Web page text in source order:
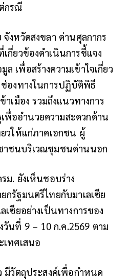
กรณี
งหวัดสงขลา ด่านศุลกากร
กี่ยวข้องดำเนินการชี้แจง
เพื่อสร้างความเข้าใจเกี่ยว
ช่องทางในการปฏิบัติพิธี
าเมืองรวมถึงแนวทางการ
พื่ออำนวยความสะดวกด้าน
วให้แก่ภาคเอกชน ผู้
าชนบริเวณชุมชนด่านนอก
. ยังเห็นชอบร่าง
กรัฐมนตรีไทยกับมาเลเซีย
เซียอย่างเป็นทางการของ
วันที่ 9 – 10 ก.ค.2569 ตาม
เทศเสนอ
มีวัตถุประสงค์เพื่อกำหนด